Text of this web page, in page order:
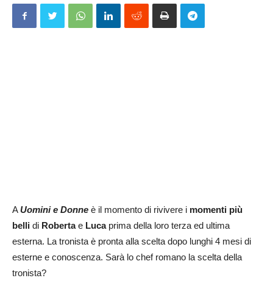
AUomini e Donne è il momento di rivivere i momenti più
belli di Robertae Lucaprima della loro terza ed ultima
esterna. La tronista è pronta alla scelta dopo lunghi 4 mesi di
esterne e conoscenza. Sarà lo chef romano la scelta della
tronista?